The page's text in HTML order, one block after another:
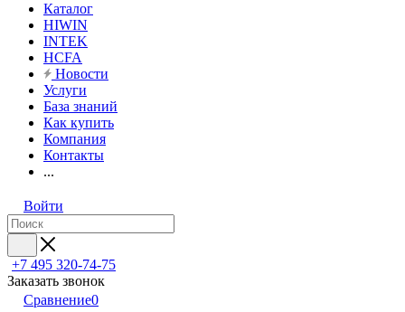
Каталог
HIWIN
INTEK
HCFA
Новости
Услуги
База знаний
Как купить
Компания
Контакты
...
Войти
+7 495 320-74-75
Заказать звонок
Сравнение0